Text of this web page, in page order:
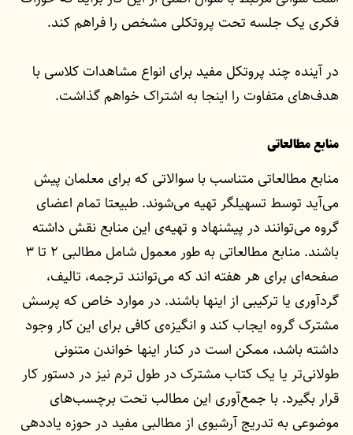
فکری یک جلسه تحت پروتکلی مشخص را فراهم کند.
در آینده چند پروتکل مفید برای انواع مشاهدات کلاسی با
هدف‌های متفاوت را اینجا به اشتراک خواهم گذاشت.
منابع مطالعاتی
منابع مطالعاتی متناسب با سوالاتی که برای معلمان پیش
می‌آید توسط تسهیلگر تهیه می‌شوند. طبیعتا تمام اعضای
گروه می‌توانند در پیشنهاد و تهیه‌ی این منابع نقش داشته
باشند. منابع مطالعاتی به طور معمول شامل مطالبی ۲ تا ۳
صفحه‌ای برای هر هفته اند که می‌توانند ترجمه، تالیف،
گردآوری یا ترکیبی از اینها باشند. در موارد خاص که پرسش
مشترک گروه ایجاب کند و انگیزه‌ی کافی برای این کار وجود
داشته باشد، ممکن است در کنار اینها خواندن متنونی
طولانی‌تر یا یک کتاب مشترک در طول ترم نیز در دستور کار
قرار بگیرد. با جمع‌آوری این مطالب تحت برچسب‌های
موضوعی به تدریج آرشیوی از مطالبی مفید در حوزه یاددهی